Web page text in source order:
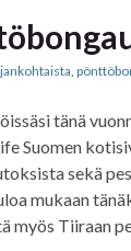
,
tänä
Suomen
sekä
mukaan
myös Tiiraan